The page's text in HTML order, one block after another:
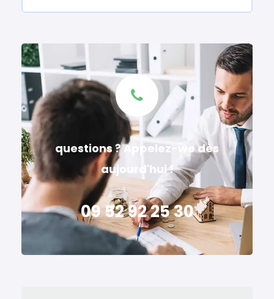
questions ? Appelez-we dès
aujourd'hui !
09 52 92 25 30